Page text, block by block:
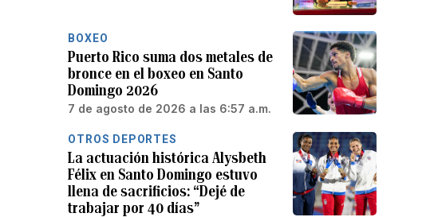
BOXEO
Puerto Rico suma dos metales de
bronce en el boxeo en Santo
Domingo 2026
7 de agosto de 2026 a las 6:57 a.m.
OTROS DEPORTES
La actuación histórica Alysbeth
Félix en Santo Domingo estuvo
llena de sacrificios: “Dejé de
trabajar por 40 días”